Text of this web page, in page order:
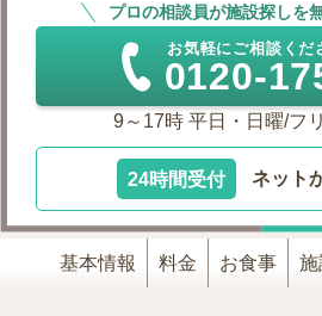
プロの相談員が施設探しを
お気軽にご相談くだ
0120-
9～17時 平日・日曜/フ
24時間受付 ネット
基本情報 料金 お食事 施